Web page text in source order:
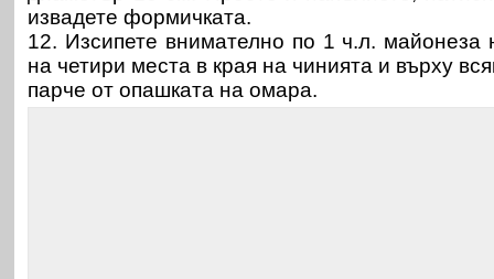
извадете формичката.
12. Изсипете внимателно по 1 ч.л. майонеза
на четири места в края на чинията и върху
парче от опашката на омара.